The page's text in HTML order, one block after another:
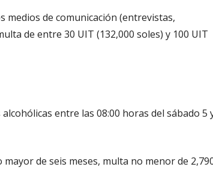
medios de comunicación (entrevistas,
de entre 30 UIT (132,000 soles) y 100 UIT
entre las 08:00 horas del sábado 5
de seis meses, multa no menor de